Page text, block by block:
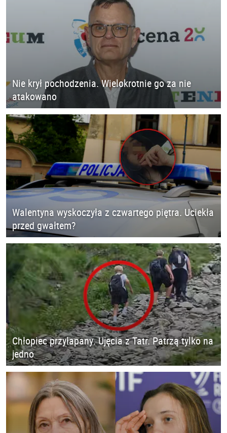
Nie krył pochodzenia. Wielokrotnie go za nie
atakowano
Walentyna wyskoczyła z czwartego piętra. Uciekła
przed gwałtem?
Chłopiec przyłapany. Ujęcia z Tatr. Patrzą tylko na
jedno